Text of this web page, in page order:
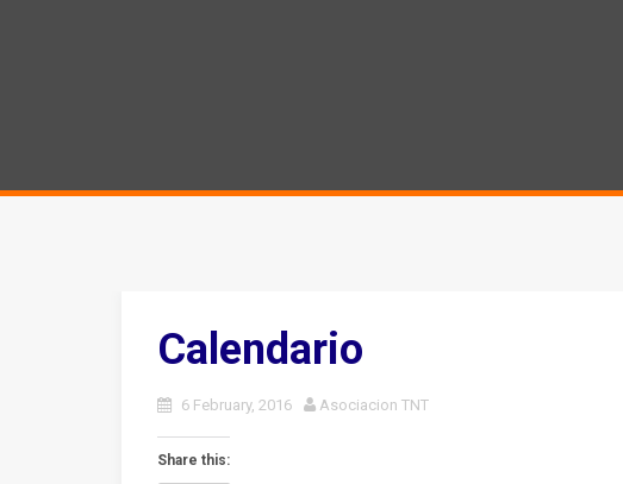
Calendario
6 February, 2016 Asociacion TNT
Share this: